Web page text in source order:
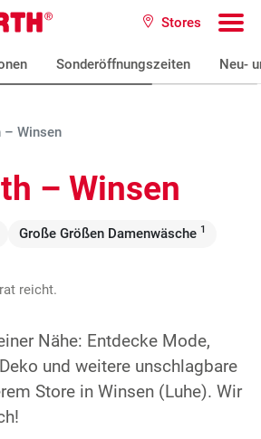
Stores
Sonderöffnungszeiten Neu-
– Winsen
– Winsen
Große Größen Damenwäsche 1
reicht.
Nähe: Entdecke Mode,
und weitere unschlagbare
Store in Winsen (Luhe). Wir